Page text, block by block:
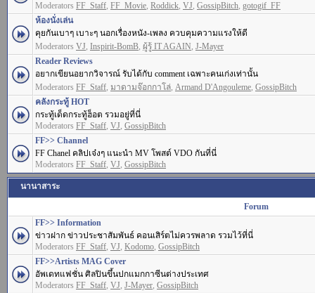
Moderators FF_Staff, FF_Movie, Roddick, VJ, GossipBitch, gotogif_FF
ห้องนั่งเล่น
คุยกันเบาๆ เบาะๆ นอกเรื่องหนัง-เพลง ควบคุมความแรงให้ดี
Moderators VJ, Inspirit-BomB, ผู้รู้ IT AGAIN, J-Mayer
Reader Reviews
อยากเขียนอยากวิจารณ์ รับได้กับ comment เฉพาะคนเก่งเท่านั้น
Moderators FF_Staff, มาดามจ๊อกกาโล่, Armand D'Angouleme, GossipBitch
คลังกระทู้ HOT
กระทู้เด็ดกระทู้ฮ็อต รวมอยู่ที่นี่
Moderators FF_Staff, VJ, GossipBitch
FF>> Channel
FF Chanel คลิปเจ๋งๆ แนะนำ MV โพสต์ VDO กันที่นี่
Moderators FF_Staff, VJ, GossipBitch
นานาสาระ
Forum
FF>> Information
ข่าวฝาก ข่าวประชาสัมพันธ์ คอนเสิร์ตไม่ควรพลาด รวมไว้ที่นี่
Moderators FF_Staff, VJ, Kodomo, GossipBitch
FF>>Artists MAG Cover
อัพเดทแฟชั่น ศิลปินขึ้นปกแมกกาซีนต่างประเทศ
Moderators FF_Staff, VJ, J-Mayer, GossipBitch